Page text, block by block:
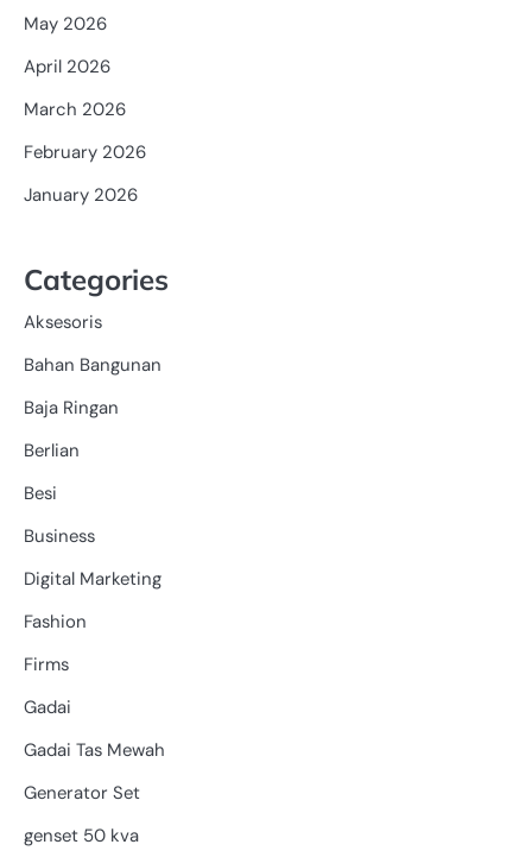
May 2026
April 2026
March 2026
February 2026
January 2026
Categories
Aksesoris
Bahan Bangunan
Baja Ringan
Berlian
Besi
Business
Digital Marketing
Fashion
Firms
Gadai
Gadai Tas Mewah
Generator Set
genset 50 kva